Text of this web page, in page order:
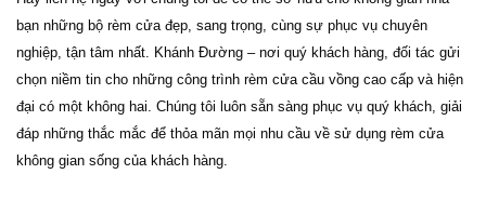
bạn những bộ rèm cửa đẹp, sang trọng, cùng sự phục vụ chuyên
nghiệp, tận tâm nhất. Khánh Đường – nơi quý khách hàng, đối tác gửi
chọn niềm tin cho những công trình rèm cửa cầu vồng cao cấp và hiện
đại có một không hai. Chúng tôi luôn sẵn sàng phục vụ quý khách, giải
đáp những thắc mắc để thỏa mãn mọi nhu cầu về sử dụng rèm cửa
không gian sống của khách hàng.